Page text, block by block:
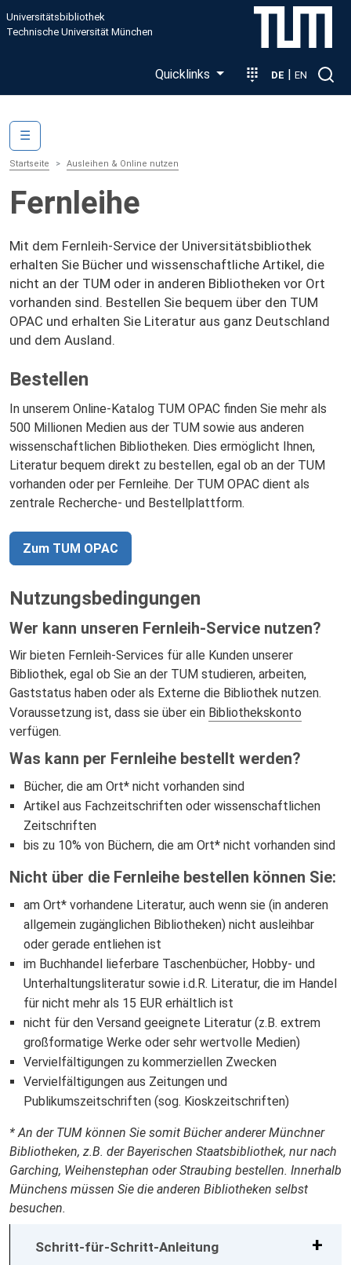
Direkt zum Inhalt
Universitätsbibliothek
Technische Universität München
Quicklinks DE | EN
Startseite Ausleihen & Online nutzen
Fernleihe
Mit dem Fernleih-Service der Universitätsbibliothek
erhalten Sie Bücher und wissenschaftliche Artikel, die
nicht an der TUM oder in anderen Bibliotheken vor Ort
vorhanden sind. Bestellen Sie bequem über den TUM
OPAC und erhalten Sie Literatur aus ganz Deutschland
und dem Ausland.
Bestellen
In unserem Online-Katalog TUM OPAC finden Sie mehr als
500 Millionen Medien aus der TUM sowie aus anderen
wissenschaftlichen Bibliotheken. Dies ermöglicht Ihnen,
Literatur bequem direkt zu bestellen, egal ob an der TUM
vorhanden oder per Fernleihe. Der TUM OPAC dient als
zentrale Recherche- und Bestellplattform.
Zum TUM OPAC
Nutzungsbedingungen
Wer kann unseren Fernleih-Service nutzen?
Wir bieten Fernleih-Services für alle Kunden unserer
Bibliothek, egal ob Sie an der TUM studieren, arbeiten,
Gaststatus haben oder als Externe die Bibliothek nutzen.
Voraussetzung ist, dass sie über ein Bibliothekskonto
verfügen.
Was kann per Fernleihe bestellt werden?
Bücher, die am Ort* nicht vorhanden sind
Artikel aus Fachzeitschriften oder wissenschaftlichen
Zeitschriften
bis zu 10% von Büchern, die am Ort* nicht vorhanden sind
Nicht über die Fernleihe bestellen können Sie:
am Ort* vorhandene Literatur, auch wenn sie (in anderen
allgemein zugänglichen Bibliotheken) nicht ausleihbar
oder gerade entliehen ist
im Buchhandel lieferbare Taschenbücher, Hobby- und
Unterhaltungsliteratur sowie i.d.R. Literatur, die im Handel
für nicht mehr als 15 EUR erhältlich ist
nicht für den Versand geeignete Literatur (z.B. extrem
großformatige Werke oder sehr wertvolle Medien)
Vervielfältigungen zu kommerziellen Zwecken
Vervielfältigungen aus Zeitungen und
Publikumszeitschriften (sog. Kioskzeitschriften)
* An der TUM können Sie somit Bücher anderer Münchner
Bibliotheken, z.B. der Bayerischen Staatsbibliothek, nur nach
Garching, Weihenstephan oder Straubing bestellen. Innerhalb
Münchens müssen Sie die anderen Bibliotheken selbst
besuchen.
Schritt-für-Schritt-Anleitung
☰